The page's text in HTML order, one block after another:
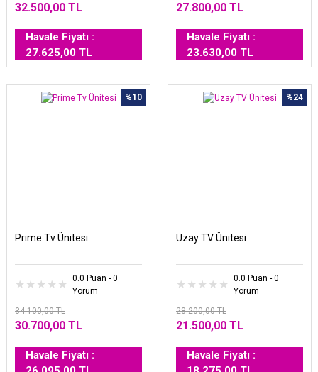
32.500,00 TL
Havale Fiyatı :
27.625,00 TL
27.800,00 TL
Havale Fiyatı :
23.630,00 TL
%10
Prime Tv Ünitesi
0.0 Puan - 0
Yorum
34.100,00 TL
30.700,00 TL
Havale Fiyatı :
%24
Uzay TV Ünitesi
0.0 Puan - 0
Yorum
28.200,00 TL
21.500,00 TL
Havale Fiyatı :